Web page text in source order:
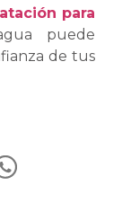
para
puede
de tus